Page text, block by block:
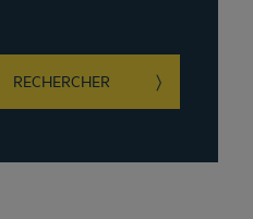
RECHERCHER